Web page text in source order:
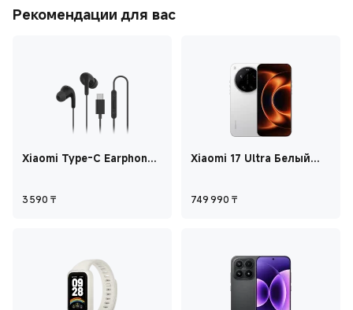
Рекомендации для вас
Xiaomi Type-C Earphones
3 590 ₸
Xiaomi 17 Ultra Белый
749 990 ₸